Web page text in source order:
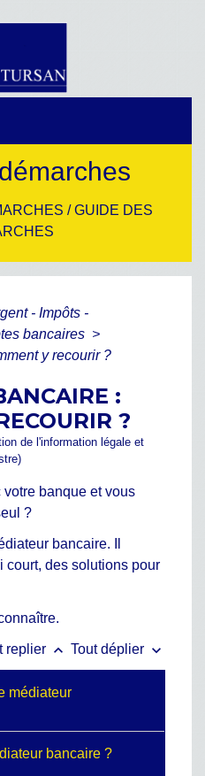
/GUIDE DES
- Impôts -
bancaires >
y recourir ?
:
?
de l'information légale et
banque et vous
?
bancaire. Il
court, des solutions pour
replier keyboard_arrow_up Tout déplier keyboard_arrow_down
médiateur
bancaire ?